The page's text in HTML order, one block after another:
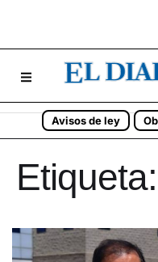
Avisos de ley
Etiqueta: